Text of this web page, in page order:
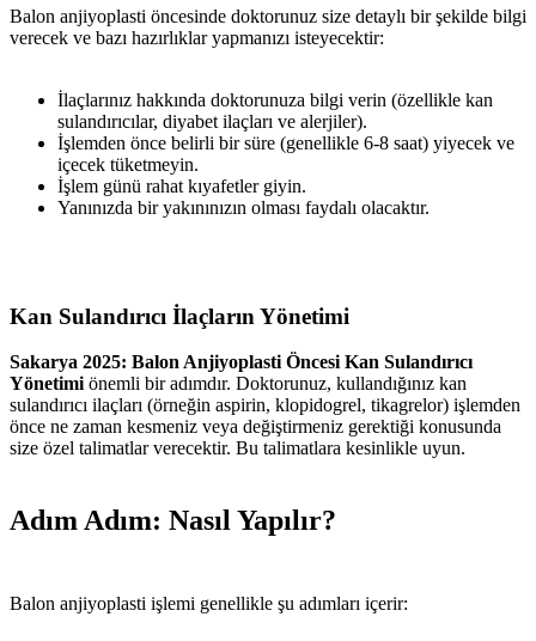
Balon anjiyoplasti öncesinde doktorunuz size detaylı bir şekilde bilgi
verecek ve bazı hazırlıklar yapmanızı isteyecektir:
İlaçlarınız hakkında doktorunuza bilgi verin (özellikle kan
sulandırıcılar, diyabet ilaçları ve alerjiler).
İşlemden önce belirli bir süre (genellikle 6-8 saat) yiyecek ve
içecek tüketmeyin.
İşlem günü rahat kıyafetler giyin.
Yanınızda bir yakınınızın olması faydalı olacaktır.
Kan Sulandırıcı İlaçların Yönetimi
Sakarya 2025: Balon Anjiyoplasti Öncesi Kan Sulandırıcı
Yönetimi önemli bir adımdır. Doktorunuz, kullandığınız kan
sulandırıcı ilaçları (örneğin aspirin, klopidogrel, tikagrelor) işlemden
önce ne zaman kesmeniz veya değiştirmeniz gerektiği konusunda
size özel talimatlar verecektir. Bu talimatlara kesinlikle uyun.
Adım Adım: Nasıl Yapılır?
Balon anjiyoplasti işlemi genellikle şu adımları içerir: